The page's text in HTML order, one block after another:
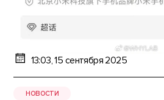
13:03, 15 сентября 2025
НОВОСТИ